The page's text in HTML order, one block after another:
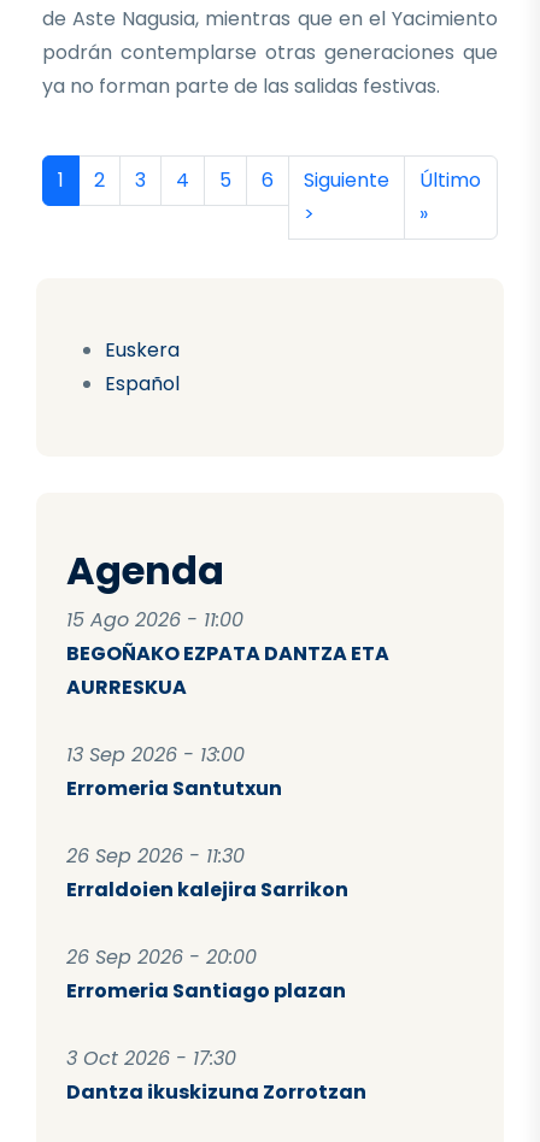
Euskera
Español
Agenda
15 Ago 2026 - 11:00
BEGOÑAKO EZPATA DANTZA ETA
AURRESKUA
13 Sep 2026 - 13:00
Erromeria Santutxun
26 Sep 2026 - 11:30
Erraldoien kalejira Sarrikon
26 Sep 2026 - 20:00
Erromeria Santiago plazan
3 Oct 2026 - 17:30
Dantza ikuskizuna Zorrotzan
de Aste Nagusia, mientras que en el Yacimiento
podrán contemplarse otras generaciones que
ya no forman parte de las salidas festivas.
Paginación
Página actual
1 Página
2 Página
3 Página
4 Página
5 Página
6 Siguiente página
Siguiente
>
Última
Último
»